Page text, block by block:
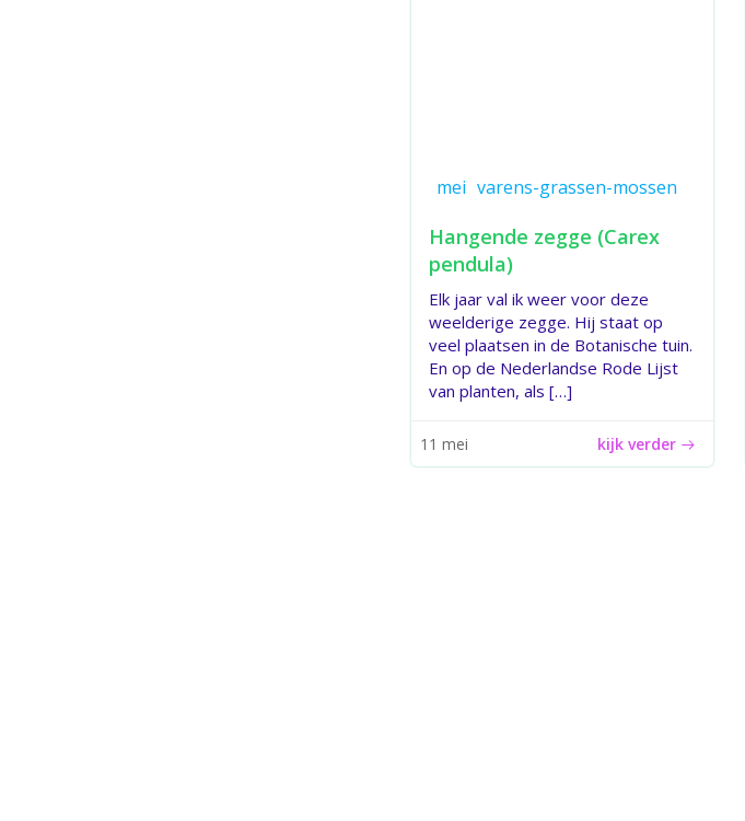
mei varens-grassen-mossen
Hangende zegge (Carex
pendula)
Elk jaar val ik weer voor deze
weelderige zegge. Hij staat op
veel plaatsen in de Botanische tuin.
En op de Nederlandse Rode Lijst
van planten, als […]
11 mei kijk verder